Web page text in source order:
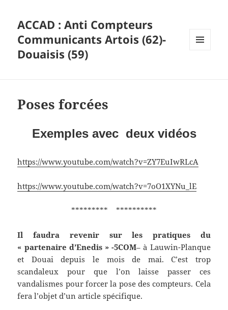
ACCAD : Anti Compteurs
Communicants Artois (62)-
Douaisis (59)
Poses forcées
Exemples avec deux vidéos
https://www.youtube.com/watch?v=ZY7EuIwRLcA
https://www.youtube.com/watch?v=7oO1XYNu_lE
********* **********
Il faudra revenir sur les pratiques du
« partenaire d’Enedis » -5COM– à Lauwin-Planque
et Douai depuis le mois de mai. C’est trop
scandaleux pour que l’on laisse passer ces
vandalismes pour forcer la pose des compteurs. Cela
fera l’objet d’un article spécifique.